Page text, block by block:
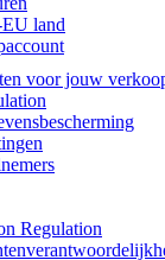
EU land
voor jouw
Regulation